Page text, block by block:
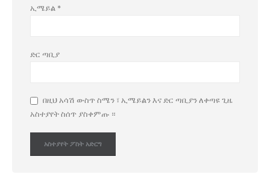
ኢሜይል *
ድር ጣቢያ
በዚህ አሳሽ ውስጥ ስሜን ፣ ኢሜይልን እና ድር ጣቢያን ለቀጣዩ ጊዜ
አስተያየት ስሰጥ ያስቀምጡ ።